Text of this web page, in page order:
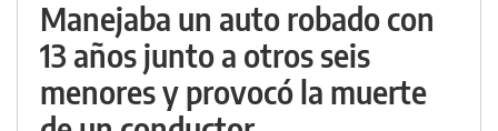
Manejaba un auto robado con
13 años junto a otros seis
menores y provocó la muerte